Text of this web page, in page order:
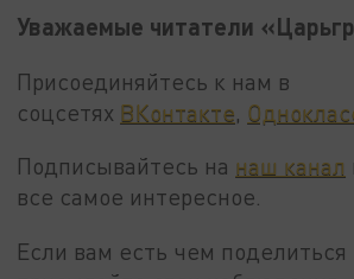
Уважаемые читатели
Присоединяйтесь к нам в
соцсетях ВКонтакте
Подписывайтесь на наш канал
все самое интересное.
Если вам есть чем поделиться